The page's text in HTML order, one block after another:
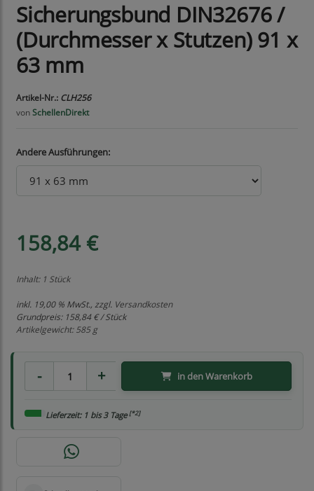
Sicherungsbund DIN32676 /
(Durchmesser x Stutzen) 91 x
63 mm
Artikel-Nr.: CLH256
vonSchellenDirekt
Andere Ausführungen:
158,84 €
Inhalt: 1 Stück
inkl. 19,00 % MwSt., zzgl. Versandkosten
Grundpreis: 158,84 € / Stück
Artikelgewicht: 585 g
in den Warenkorb
Lieferzeit: 1 bis 3 Tage[*2]